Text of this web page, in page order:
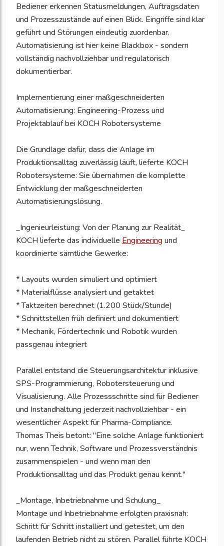
Bediener erkennen Statusmeldungen, Auftragsdaten
und Prozesszustände auf einen Blick. Eingriffe sind klar
geführt und Störungen eindeutig zuordenbar.
Automatisierung ist hier keine Blackbox - sondern
vollständig nachvollziehbar und regulatorisch
dokumentierbar.
Implementierung einer maßgeschneiderten
Automatisierung: Engineering-Prozess und
Projektablauf bei KOCH Robotersysteme
Die Grundlage dafür, dass die Anlage im
Produktionsalltag zuverlässig läuft, lieferte KOCH
Robotersysteme: Sie übernahmen die komplette
Entwicklung der maßgeschneiderten
Automatisierungslösung.
_Ingenieurleistung: Von der Planung zur Realität_
KOCH lieferte das individuelle Engineering und
koordinierte sämtliche Gewerke:
* Layouts wurden simuliert und optimiert
* Materialflüsse analysiert und getaktet
* Taktzeiten berechnet (1.200 Stück/Stunde)
* Schnittstellen früh definiert und dokumentiert
* Mechanik, Fördertechnik und Robotik wurden
passgenau integriert
Parallel entstand die Steuerungsarchitektur inklusive
SPS-Programmierung, Robotersteuerung und
Visualisierung. Alle Prozessschritte sind für Bediener
und Instandhaltung jederzeit nachvollziehbar - ein
wesentlicher Aspekt für Pharma-Compliance.
Thomas Theis betont: "Eine solche Anlage funktioniert
nur, wenn Technik, Software und Prozessverständnis
zusammenspielen - und wenn man den
Produktionsalltag und das Produkt genau kennt."
_Montage, Inbetriebnahme und Schulung_
Montage und Inbetriebnahme erfolgten praxisnah:
Schritt für Schritt installiert und getestet, um den
laufenden Betrieb nicht zu stören. Parallel führte KOCH